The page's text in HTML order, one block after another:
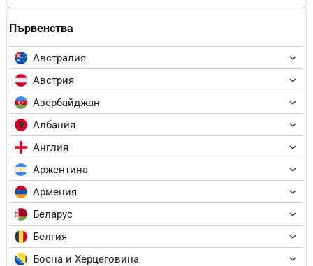
Първенства
Австралия
Австрия
Азербайджан
Албания
Англия
Аржентина
Армения
Беларус
Белгия
Босна и Херцеговина